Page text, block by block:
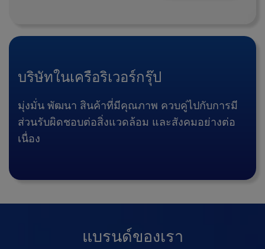
บริษัทในเครือริเวอร์กรุ๊ป
มุ่งมั่น พัฒนา สินค้าที่มีคุณภาพ ควบคู่ไปกับการมี
ส่วนรับผิดชอบต่อสิ่งแวดล้อม และสังคมอย่างต่อ
เนื่อง
แบรนด์ของเรา